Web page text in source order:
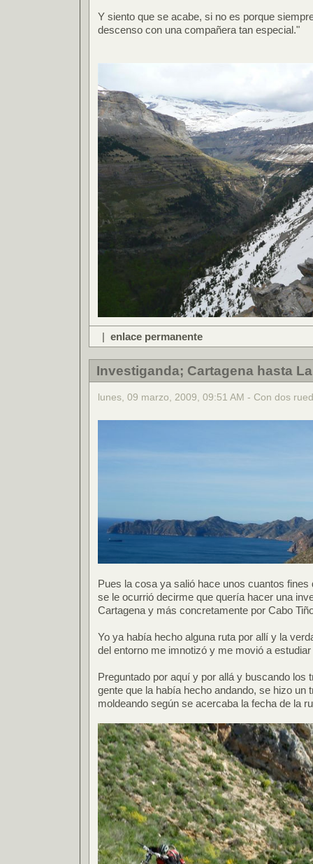
Y siento que se acabe, si no es porque
descenso con una compañera tan especial."
| enlace permanente
Investiganda; Cartagena hasta
lunes, 09 marzo, 2009, 09:51 AM - Con dos
Pues la cosa ya salió hace unos cuantos fines
se le ocurrió decirme que quería hacer una
Cartagena y más concretamente por Cabo
Yo ya había hecho alguna ruta por allí y la
del entorno me imnotizó y me movió a
Preguntado por aquí y por allá y buscando los
gente que la había hecho andando, se hizo un
moldeando según se acercaba la fecha de la